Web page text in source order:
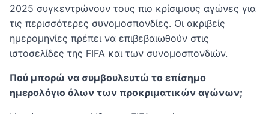
2025 συγκεντρώνουν τους πιο κρίσιμους αγώνες για
τις περισσότερες συνομοσπονδίες. Οι ακριβείς
ημερομηνίες πρέπει να επιβεβαιωθούν στις
ιστοσελίδες της FIFA και των συνομοσπονδιών.
Πού μπορώ να συμβουλευτώ το επίσημο
ημερολόγιο όλων των προκριματικών αγώνων;